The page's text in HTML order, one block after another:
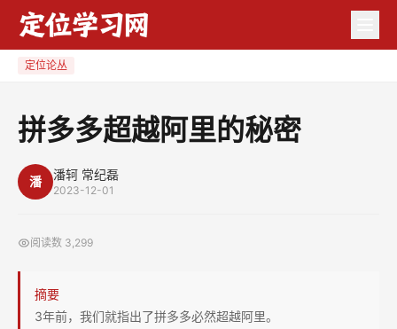
定位论丛
拼多多超越阿里的秘密
潘 潘轲 常纪磊
2023-12-01
阅读数 3,299
摘要
3年前，我们就指出了拼多多必然超越阿里。